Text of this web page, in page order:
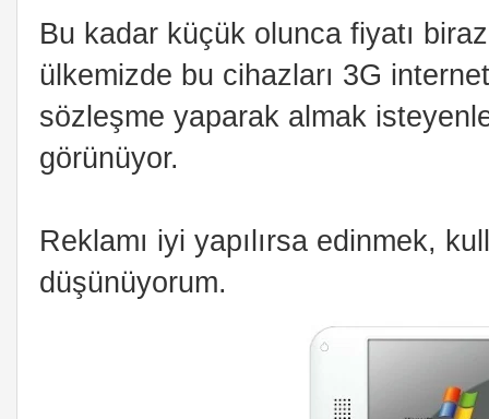
Bu kadar küçük olunca fiyatı
ülkemizde bu cihazları 3G
sözleşme yaparak almak
görünüyor.
Reklamı iyi yapılırsa edinmek,
düşünüyorum.